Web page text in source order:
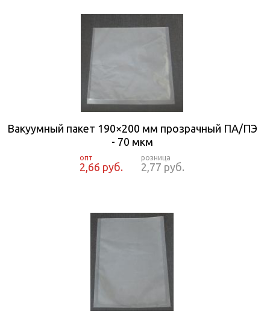
Вакуумный пакет 190×200 мм прозрачный ПА/ПЭ
- 70 мкм
2,66 руб. 2,77 руб.